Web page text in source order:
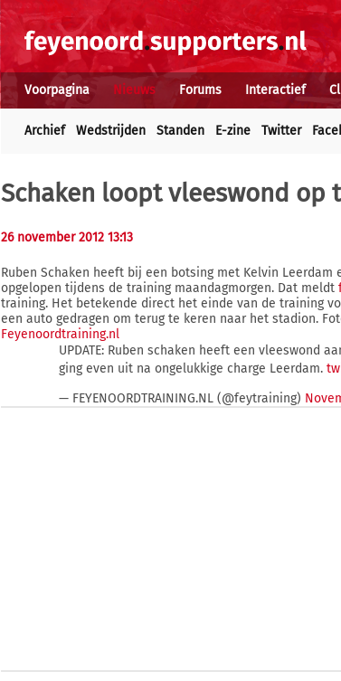
Voorpagina Nieuws Forums Interactief
Archief Wedstrijden Standen E-zine Twitter
Schaken loopt vleeswond op
26 november 2012 13:13
Ruben Schaken heeft bij een botsing met Kelvin Leerdam
opgelopen tijdens de training maandagmorgen. Dat meldt
training. Het betekende direct het einde van de training
een auto gedragen om terug te keren naar het stadion.
Feyenoordtraining.nl
UPDATE: Ruben schaken heeft een vleeswond
ging even uit na ongelukkige charge Leerdam.
— FEYENOORDTRAINING.NL (@feytraining)